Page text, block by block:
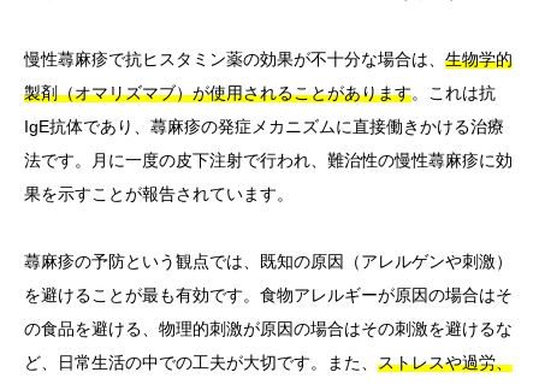
慢性蕁麻疹で抗ヒスタミン薬の効果が不十分な場合は、 生物学的
製剤（オマリズマブ）が使用されることがあります。これは抗
IgE抗体であり、蕁麻疹の発症メカニズムに直接働きかける治療
法です。月に一度の皮下注射で行われ、難治性の慢性蕁麻疹に効
果を示すことが報告されています。
蕁麻疹の予防という観点では、既知の原因（アレルゲンや刺激）
を避けることが最も有効です。食物アレルギーが原因の場合はそ
の食品を避ける、物理的刺激が原因の場合はその刺激を避けるな
ど、日常生活の中での工夫が大切です。また、 ストレスや過労、